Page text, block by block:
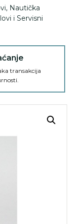
, Nautička
i Servisni
transakcija